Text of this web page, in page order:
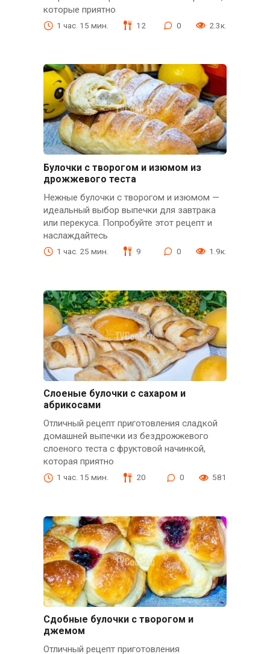
которые приятно
1 час. 15 мин. 12 0 2.3к.
Булочки с творогом и изюмом из
дрожжевого теста
Нежные булочки с творогом и изюмом —
идеальный выбор выпечки для завтрака
или перекуса. Попробуйте этот рецепт и
наслаждайтесь
1 час. 25 мин. 9 0 1.9к.
Слоеные булочки с сахаром и
абрикосами
Отличный рецепт приготовления сладкой
домашней выпечки из бездрожжевого
слоеного теста с фруктовой начинкой,
которая приятно
1 час. 15 мин. 20 0 581
Сдобные булочки с творогом и
джемом
Отличный рецепт приготовления